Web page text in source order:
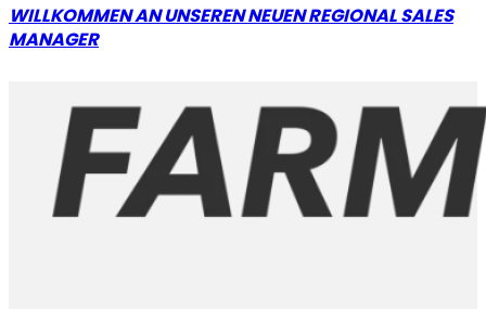
WILLKOMMEN AN UNSEREN NEUEN REGIONAL SALES
MANAGER